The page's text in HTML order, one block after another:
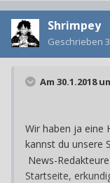
Shrimpey
Geschrieben
Am 30.1.2018
Wir haben ja eine
kannst du unsere
News-
Startseite,